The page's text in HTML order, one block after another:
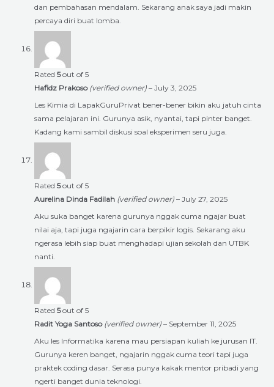
dan pembahasan mendalam. Sekarang anak saya jadi makin
percaya diri buat lomba.
Rated 5out of 5
Hafidz Prakoso (verified owner) – July 3, 2025
Les Kimia di LapakGuruPrivat bener-bener bikin aku jatuh cinta
sama pelajaran ini. Gurunya asik, nyantai, tapi pinter banget.
Kadang kami sambil diskusi soal eksperimen seru juga.
Rated 5out of 5
Aurelina Dinda Fadilah (verified owner) – July 27, 2025
Aku suka banget karena gurunya nggak cuma ngajar buat
nilai aja, tapi juga ngajarin cara berpikir logis. Sekarang aku
ngerasa lebih siap buat menghadapi ujian sekolah dan UTBK
nanti.
Rated 5out of 5
Radit Yoga Santoso (verified owner) – September 11, 2025
Aku les Informatika karena mau persiapan kuliah ke jurusan IT.
Gurunya keren banget, ngajarin nggak cuma teori tapi juga
praktek coding dasar. Serasa punya kakak mentor pribadi yang
ngerti banget dunia teknologi.